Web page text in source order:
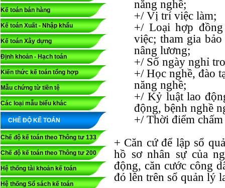
Kế toán bán hàng
Kế toán Xuất - Nhập khẩu
Kế toán Xây dựng
Định khoản - Hạch toán
Kiến thức kế toán tổng hợp
Mẫu chứng từ tiền tệ
Các loại mẫu biểu khác
CHẾ ĐỘ KẾ TOÁN
Chế độ kế toán theo Thông tư 133
Chế độ kế toán theo Thông tư 200
Hệ thống tài khoản kế toán
Hệ thống Sổ sách kế toán
năng nghề;
+/ Vị trí việc làm;
+/ Loại hợp
việc; tham gia
nâng lương;
+/ Số ngày nghỉ
+/ Học nghề, đào
năng nghề;
+/ Kỷ luật lao
động, bệnh nghề
+/ Thời điểm
+ Căn cứ để lập sổ
hồ sơ nhân sự của
động, căn cước công
đó lên trên sổ quản lý